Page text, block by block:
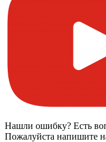
Нашли ошибку? Есть
Пожалуйста напишите